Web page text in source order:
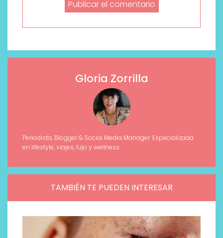
Gloria Zorrilla
Periodista, Blogger & Social Media Manager. Especializada
en lifestyle, viajes, lujo y wellness.
TAMBIÉN TE PUEDEN INTERESAR